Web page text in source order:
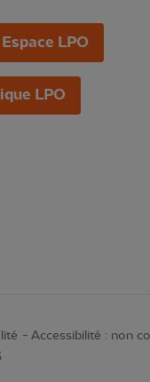
LPO
LPO
Accessibilité : non